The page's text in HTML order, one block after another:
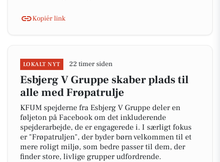
Kopiér link
LOKALT NYT 22 timer siden
Esbjerg V Gruppe skaber plads til
alle med Frøpatrulje
KFUM spejderne fra Esbjerg V Gruppe deler en
føljeton på Facebook om det inkluderende
spejderarbejde, de er engagerede i. I særligt fokus
er "Frøpatruljen", der byder børn velkommen til et
mere roligt miljø, som bedre passer til dem, der
finder store, livlige grupper udfordrende.